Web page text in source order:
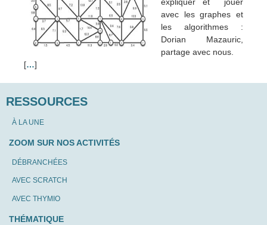
avec les graphes et
les algorithmes :
Dorian Mazauric,
partage avec nous.
[…]
RESSOURCES
À LA UNE
ZOOM SUR NOS ACTIVITÉS
DÉBRANCHÉES
AVEC SCRATCH
AVEC THYMIO
THÉMATIQUE